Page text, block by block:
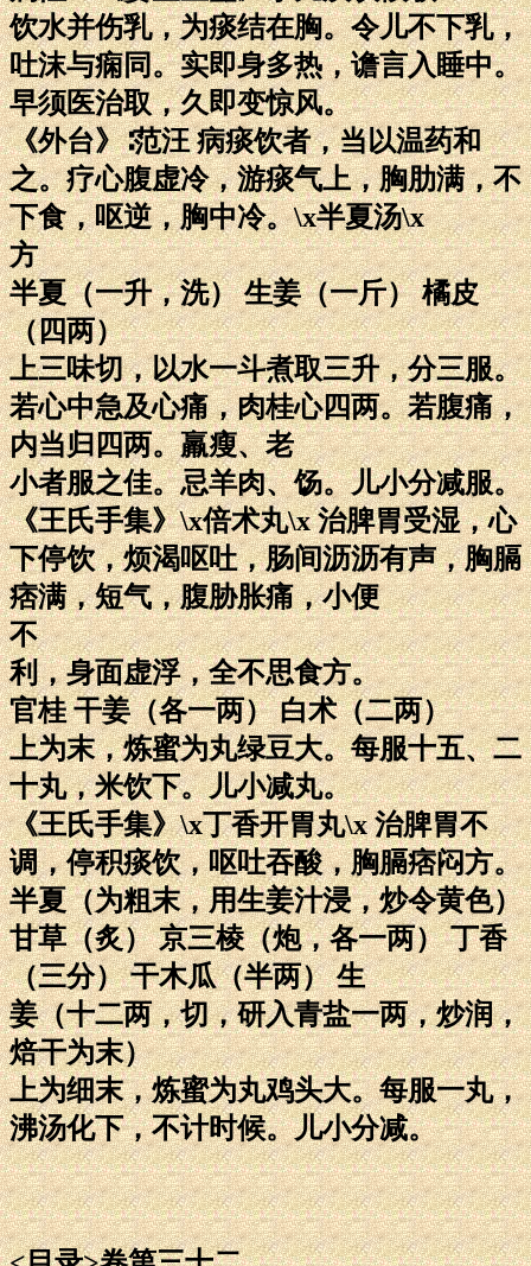
饮水并伤乳，为痰结在胸。令儿不下乳，
吐沫与痫同。实即身多热，谵言入睡中。
早须医治取，久即变惊风。
《外台》∶范汪 病痰饮者，当以温药和
之。疗心腹虚冷，游痰气上，胸肋满，不
下食，呕逆，胸中冷。\x半夏汤\x
方
半夏（一升，洗） 生姜（一斤） 橘皮
（四两）
上三味切，以水一斗煮取三升，分三服。
若心中急及心痛，肉桂心四两。若腹痛，
内当归四两。羸瘦、老
小者服之佳。忌羊肉、饧。儿小分减服。
《王氏手集》\x倍术丸\x 治脾胃受湿，心
下停饮，烦渴呕吐，肠间沥沥有声，胸膈
痞满，短气，腹胁胀痛，小便
不
利，身面虚浮，全不思食方。
官桂 干姜（各一两） 白术（二两）
上为末，炼蜜为丸绿豆大。每服十五、二
十丸，米饮下。儿小减丸。
《王氏手集》\x丁香开胃丸\x 治脾胃不
调，停积痰饮，呕吐吞酸，胸膈痞闷方。
半夏（为粗末，用生姜汁浸，炒令黄色）
甘草（炙） 京三棱（炮，各一两） 丁香
（三分） 干木瓜（半两） 生
姜（十二两，切，研入青盐一两，炒润，
焙干为末）
上为细末，炼蜜为丸鸡头大。每服一丸，
沸汤化下，不计时候。儿小分减。